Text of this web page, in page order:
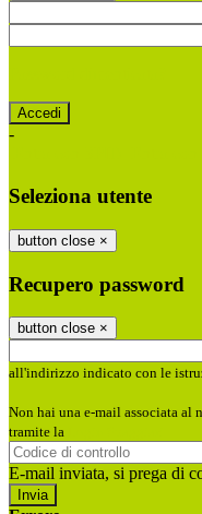
-
Seleziona utente
button close ×
Recupero password
button close ×
all'indirizzo indicato con le
Non hai una e-mail associata al
tramite la
E-mail inviata, si prega di